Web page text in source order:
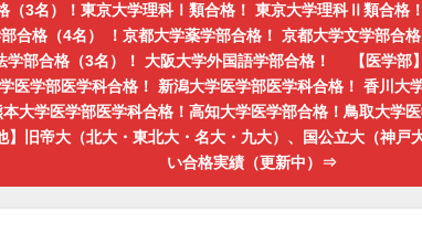
（3名）！東京大学理科Ⅰ類合格！ 東京大学理科Ⅱ類合格
合格（4名） ！京都大学薬学部合格！ 京都大学文学部
部合格（3名）！ 大阪大学外国語学部合格！ 【医学
学部医学科合格！ 新潟大学医学部医学科合格！ 香川
大学医学部医学科合格！高知大学医学部合格！鳥取大学
旧帝大（北大・東北大・名大・九大）、国公立大（神
い合格実績（更新中）⇒